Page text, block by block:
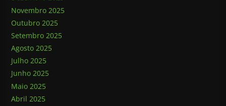
Novembro 2025
Outubro 2025
Setembro 2025
Agosto 2025
Julho 2025
Junho 2025
Maio 2025
Abril 2025